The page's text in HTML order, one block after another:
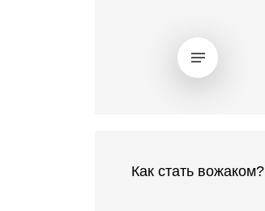
Как стать вожаком?